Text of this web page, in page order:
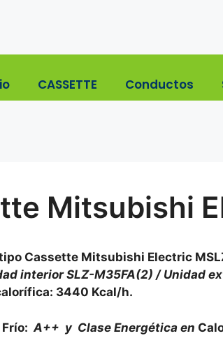
CASSETTE Conductos
Mitsubishi
Cassette Mitsubishi Electric
interior SLZ-M35FA(2) / Unidad
3440 Kcal/h.
A++ y Clase Energética en